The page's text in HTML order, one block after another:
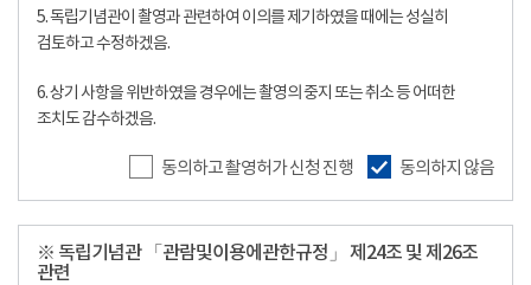
5. 독립기념관이 촬영과 관련하여 이의를 제기하였을 때에는 성실히
검토하고 수정하겠음.
6. 상기 사항을 위반하였을 경우에는 촬영의 중지 또는 취소 등 어떠한
조치도 감수하겠음.
동의하고 촬영허가 신청 진행 동의하지 않음
※ 독립기념관 「관람및이용에관한규정」 제24조 및 제26조
관련